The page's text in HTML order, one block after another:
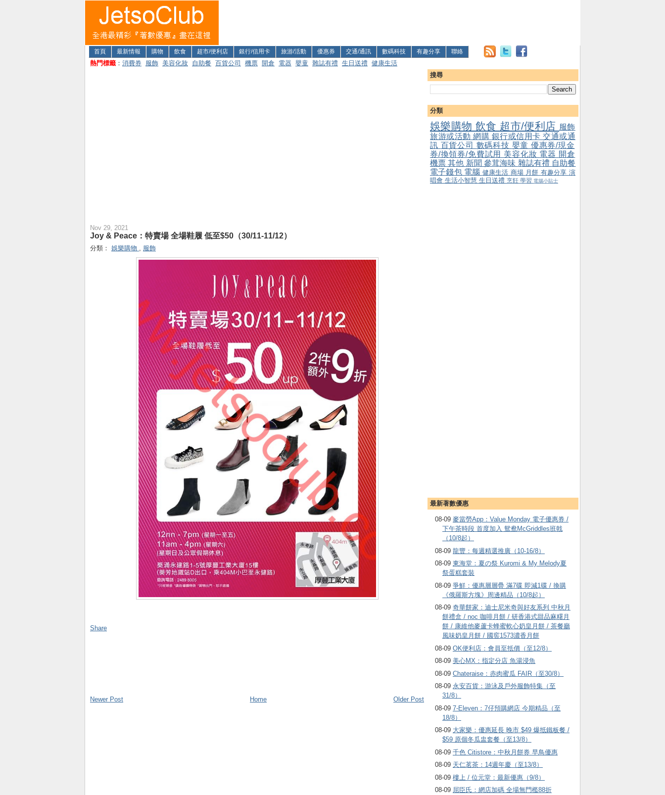
首頁 最新情報 購物 飲食 超市/便利店 銀行/信用卡 旅游/活動 優惠券 交通/通訊 數碼科技 有趣分享 聯絡
熱門標籤 ： 消費券 服飾 美容化妝 自助餐 百貨公司 機票 開倉 電器 嬰童 雜誌有禮 生日送禮 健康生活
搜尋
分類
娛樂購物 飲食 超市/便利店 服飾
旅游或活動 網購 銀行或信用卡 交通或通
訊 百貨公司 數碼科技 嬰童 優惠券/現金
券/換領券/免費試用 美容化妝 電器 開倉
機票其他 新聞參茸海味 雜誌有禮 自助餐
電子錢包 電腦 健康生活 商場 月餅 有趣分享 演
唱會 生活小智慧 生日送禮 烹飪 學習 電腦小貼士
最新著數優惠
08-09 麥當勞App：Value Monday 電子優惠券 /
下午茶時段 首度加入 鴛鴦McGriddles班戟
（10/8起）
08-09 龍豐：每週精選推廣（10-16/8）
08-09 東海堂：夏の祭 Kuromi & My Melody夏
祭蛋糕套裝
08-09 爭鮮：優惠層層疊 滿7碟 即減1碟 / 換購
《俄羅斯方塊》周邊精品（10/8起）
08-09 奇華餅家：迪士尼米奇與好友系列 中秋月
餅禮盒 / noc 咖啡月餅 / 研香港式甜品麻糬月
餅 / 康維他麥蘆卡蜂蜜軟心奶皇月餅 / 茶餐廳
風味奶皇月餅 / 國窖1573濃香月餅
08-09 OK便利店：會員至抵價（至12/8）
08-09 美心MX：指定分店 魚湯浸魚
08-09 Chateraise：赤肉蜜瓜 FAIR（至30/8）
08-09 永安百貨：游泳及戶外服飾特集（至
31/8）
08-09 7-Eleven：7仔預購網店 今期精品（至
18/8）
08-09 大家樂：優惠延長 晚市 $49 爆抵鐵板餐 /
$59 原個冬瓜盅套餐（至13/8）
08-09 千色 Citistore：中秋月餅券 早鳥優惠
08-09 天仁茗茶：14週年慶（至13/8）
08-09 樓上 / 位元堂：最新優惠（9/8）
08-09 屈臣氏：網店加碼 全場無門檻88折
Nov 29, 2021
Joy & Peace：特賣場 全場鞋履 低至$50（30/11-11/12）
分類： 娛樂購物 , 服飾
Share
Newer Post Older Post
Home